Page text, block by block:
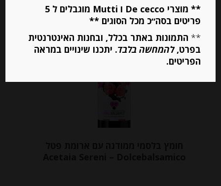
Out of
Stock
** מוצרי De cecco ו Mutti מוגבלים ל 5
פריטים בסה״כ מכל הסוגים **
** התמונות באתר בכלל, ובחנות האינטרנטית
בפרט,להמחשה בלבד. יתכנו שינויים במראה
הפריטים.